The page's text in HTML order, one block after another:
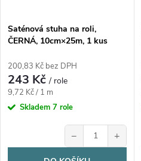
o
d
u
k
t
o
d
u
Saténová stuha na roli,
ČERNÁ, 10cm×25m, 1 kus
200,83 Kč bez DPH
243 Kč/ role
Měrná
cena:
9,72 Kč / 1 m
Skladem 7 role
− +